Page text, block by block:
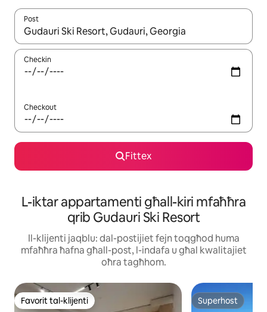
Post
Meta r-riżultati jkunu disponibbli, tista' tmur minn riżultat
Checkin
Checkout
Fittex
L-iktar appartamenti għall-kiri mfaħħra
qrib Gudauri Ski Resort
Il-klijenti jaqblu: dal-postijiet fejn toqgħod huma
mfaħħra ħafna għall-post, l-indafa u għal kwalitajiet
oħra tagħhom.
Favorit tal-klijenti
Favorit tal-klijenti Superhost
Superhost